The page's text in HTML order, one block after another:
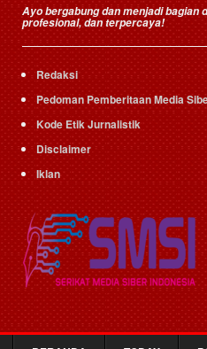
Ayo bergabung dan menjadi bagian
profesional, dan terpercaya!
Redaksi
Pedoman Pemberitaan Media
Kode Etik Jurnalistik
Disclaimer
Iklan